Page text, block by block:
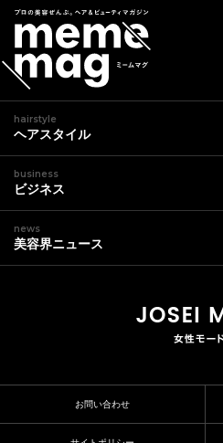
hairstyle
ヘアスタイル
business
ビジネス
news
美容界ニュース
お問い合わせ